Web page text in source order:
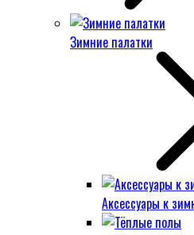
Зимние палатки
Аксессуары к